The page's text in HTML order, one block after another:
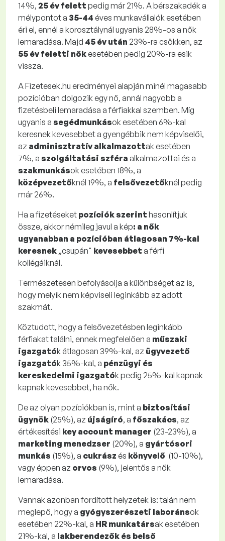
14%, 25 év felett pedig már 21%. A bérszakadék a
mélypontot a 35-44 éves munkavállalók esetében
éri el, ennél a korosztálynál ugyanis 28%-os a nők
lemaradása. Majd 45 év után 23%-ra csökken, az
55 év feletti nőkesetében pedig 20%-ra esik
vissza.
A Fizetesek.hu eredményei alapján minél magasabb
pozícióban dolgozik egy nő, annál nagyobb a
fizetésbeli lemaradása a férfiakkal szemben. Míg
ugyanis a segédmunkások esetében 6%-kal
keresnek kevesebbet a gyengébbik nem képviselői,
az adminisztratív alkalmazottak esetében
7%, a szolgáltatási szféra alkalmazottai és a
szakmunkások esetében 18%, a
középvezetőknél 19%, a felsővezetőknél pedig
már 26%.
Ha a fizetéseket pozíciók szerint hasonlítjuk
össze, akkor némileg javul a kép: a nők
ugyanabban a pozícióban átlagosan 7%-kal
keresnek „csupán" kevesebbet a férfi
kollégáiknál.
Természetesen befolyásolja a különbséget az is,
hogy melyik nem képviseli leginkább az adott
szakmát.
Köztudott, hogy a felsővezetésben leginkább
férfiakat találni, ennek megfelelően a műszaki
igazgatók átlagosan 39%-kal, az ügyvezető
igazgatók 35%-kal, a pénzügyi és
kereskedelmi igazgatók pedig 25%-kal kapnak
kapnak kevesebbet, ha nők.
De az olyan pozíciókban is, mint a biztosítási
ügynök (25%), az újságíró, a főszakács, az
értékesítési key account manager (23-23%), a
marketing menedzser (20%), a gyártósori
munkás (15%), a cukrász és könyvelő (10-10%),
vagy éppen az orvos (9%), jelentős a nők
lemaradása.
Vannak azonban fordított helyzetek is: talán nem
meglepő, hogy a gyógyszerészeti laboránsok
esetében 22%-kal, a HR munkatársak esetében
21%-kal, a lakberendezők és belső